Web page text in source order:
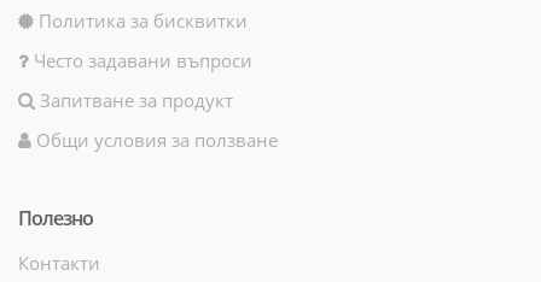
Политика за бисквитки
Често задавани въпроси
Запитване за продукт
Общи условия за ползване
Полезно
Контакти